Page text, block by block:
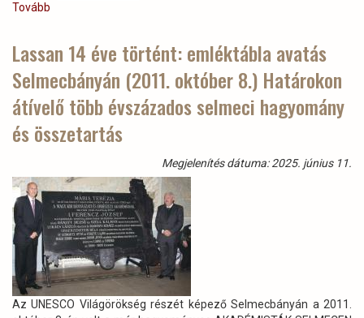
Tovább
&
Vadgasztronómiai
Fesztivál
jún.28.
Lassan 14 éve történt: emléktábla avatás
Selmecbányán (2011. október 8.) Határokon
átívelő több évszázados selmeci hagyomány
és összetartás
Megjelenítés dátuma: 2025. június 11.
Az UNESCO Világörökség részét képező Selmecbányán a 2011.